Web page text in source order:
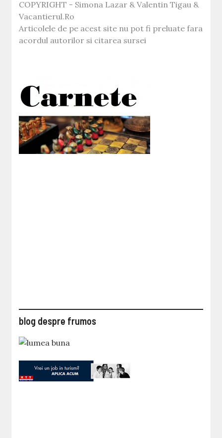
COPYRIGHT - Simona Lazar & Valentin Tigau &
Vacantierul.Ro
Articolele de pe acest site nu pot fi preluate fara
acordul autorilor si citarea sursei
blog despre frumos